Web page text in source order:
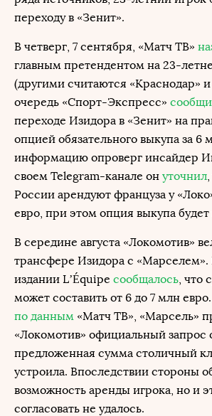
переходу в «Зенит».
В четверг, 7 сентября, «Матч ТВ»
главным претендентом на 23-
(другими считаются «Краснодар»
очередь «Спорт-Экспресс»
переходе Изидора в «Зенит» на
опцией обязательного выкупа за 6
информацию опроверг инсайдер
своем Telegram-канале он уточнил
России арендуют француза у
евро, при этом опция выкупа будет
В середине августа «Локомотив»
трансфере Изидора с
издании L’Équipe сообщалось, что
может составить от 6 до 7 млн
по данным «Матч ТВ», «Марсель»
«Локомотив» официальный запрос
предложенная сумма столичный
устроила. Впоследствии стороны
возможность аренды игрока, но и
согласовать не удалось.